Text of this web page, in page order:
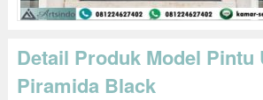
Detail Produk Model
Piramida Black